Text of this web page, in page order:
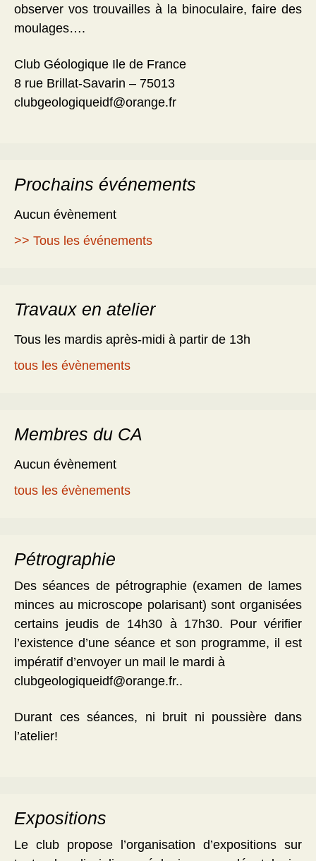
observer vos trouvailles à la binoculaire, faire des
moulages….
Club Géologique Ile de France
8 rue Brillat-Savarin – 75013
clubgeologiqueidf@orange.fr
Prochains événements
Aucun évènement
>> Tous les événements
Travaux en atelier
Tous les mardis après-midi à partir de 13h
tous les évènements
Membres du CA
Aucun évènement
tous les évènements
Pétrographie
Des séances de pétrographie (examen de lames
minces au microscope polarisant) sont organisées
certains jeudis de 14h30 à 17h30. Pour vérifier
l’existence d’une séance et son programme, il est
impératif d’envoyer un mail le mardi à
clubgeologiqueidf@orange.fr..
Durant ces séances, ni bruit ni poussière dans
l’atelier!
Expositions
Le club propose l’organisation d’expositions sur